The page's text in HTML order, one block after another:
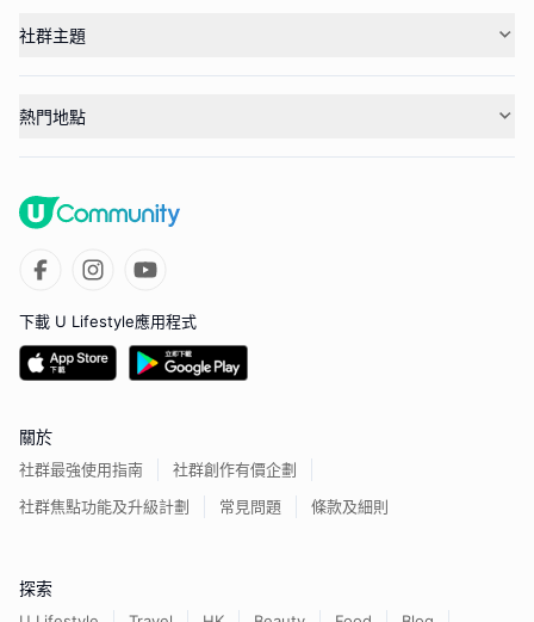
社群主題
熱門地點
下載 U Lifestyle應用程式
關於
社群最強使用指南
社群創作有價企劃
社群焦點功能及升級計劃
常見問題 條款及細則
探索